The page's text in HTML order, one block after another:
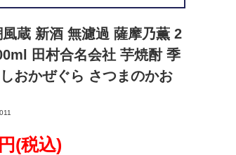
蔵 新酒 無濾過 薩摩乃薫 2
田村合名会社 芋焼酎 季
おかぜぐら さつまのかお
(税込)